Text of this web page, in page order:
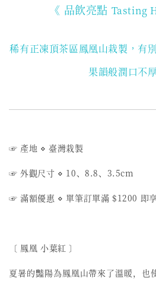
《 品飲亮點 Tasting
稀有正凍頂茶區鳳凰山栽製，有
果韻般潤口不
☞ 產地 ⋄ 臺灣栽製
☞ 外觀尺寸 ⋄ 10、8.8、3.5cm
☞ 滿額優惠 ⋄單筆訂單滿 $1200 即
〔 鳳凰 小葉紅 〕
夏暑的豔陽為鳳凰山帶來了溫暖，也